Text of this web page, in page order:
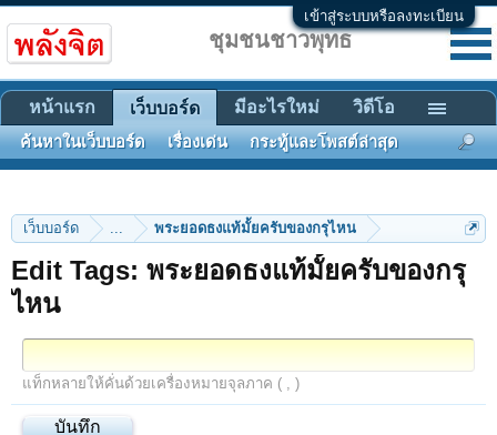
เข้าสู่ระบบหรือลงทะเบียน
เว็บบอร์ด ... พระยอดธงแท้มั้ยครับของกรุไหน
Edit Tags: พระยอดธงแท้มั้ยครับของกรุ
ไหน
แท็กหลายให้คั่นด้วยเครื่องหมายจุลภาค ( , )
ชุมชนชาวพุทธ
หน้าแรก เว็บบอร์ด
ค้นหาในเว็บบอร์ด เรื่องเด่น กระทู้และโพสต์ล่าสุด
มีอะไรใหม่ วิดีโอ